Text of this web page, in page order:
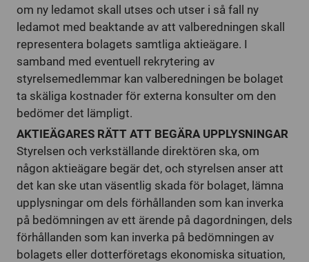
om ny ledamot skall utses och utser i så fall ny
ledamot med beaktande av att valberedningen skall
representera bolagets samtliga aktieägare. I
samband med eventuell rekrytering av
styrelsemedlemmar kan valberedningen be bolaget
ta skäliga kostnader för externa konsulter om den
bedömer det lämpligt.
AKTIEÄGARES RÄTT ATT BEGÄRA UPPLYSNINGAR
Styrelsen och verkställande direktören ska, om
någon aktieägare begär det, och styrelsen anser att
det kan ske utan väsentlig skada för bolaget, lämna
upplysningar om dels förhållanden som kan inverka
på bedömningen av ett ärende på dagordningen, dels
förhållanden som kan inverka på bedömningen av
bolagets eller dotterföretags ekonomiska situation,